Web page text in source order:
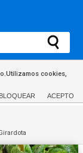
cookies,
BLOQUEAR ACEPTO